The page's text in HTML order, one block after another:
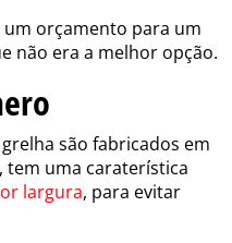
orçamento para um
não era a melhor opção.
são fabricados em
uma caraterística
largura, para evitar